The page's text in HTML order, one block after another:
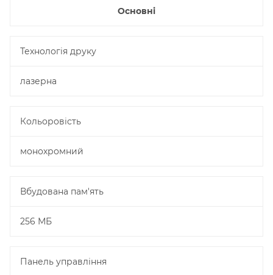
Основні
Технологія друку
лазерна
Кольоровість
монохромний
Вбудована пам'ять
256 МБ
Панель управління